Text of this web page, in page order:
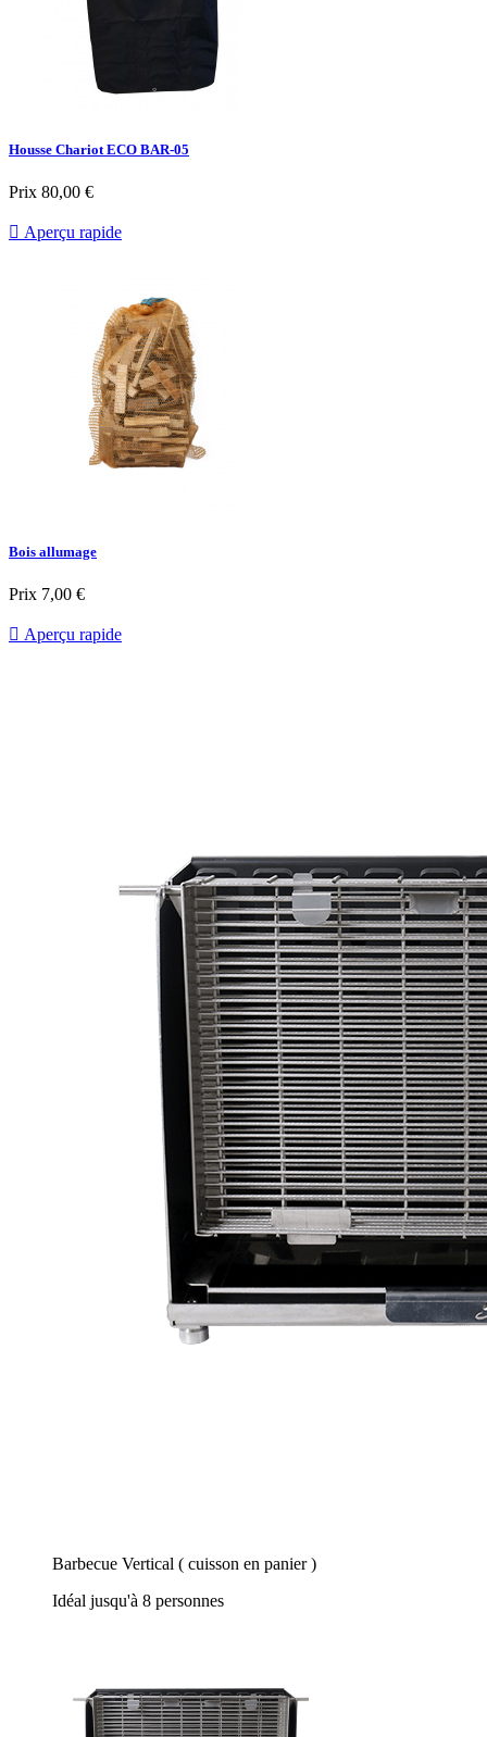
Housse Chariot ECO BAR-05
Prix 80,00 €
 Aperçu rapide
Bois allumage
Prix 7,00 €
 Aperçu rapide
Barbecue Vertical ( cuisson en panier )
Idéal jusqu'à 8 personnes